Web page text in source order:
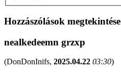
Hozzászólások megtekintése
nealkedeemn grzxp
(DonDonInifs, 2025.04.22 03:30)